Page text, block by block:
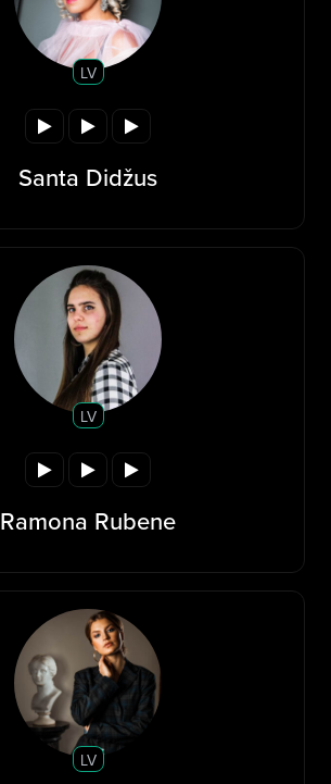
LV
Santa Didžus
LV
Ramona Rubene
LV